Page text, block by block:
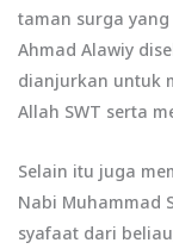
taman surga
Ahmad Alawiy
dianjurkan untuk
Allah SWT serta
Selain itu juga
Nabi Muhammad
syafaat dari